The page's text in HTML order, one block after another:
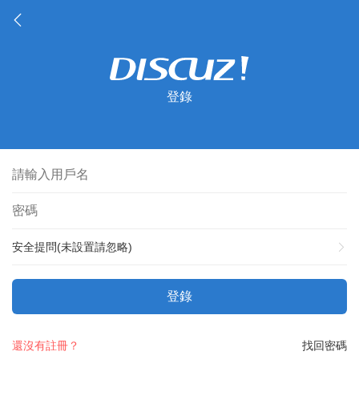
登錄
安全提問(未設置請忽略)
登錄
找回密碼
還沒有註冊？